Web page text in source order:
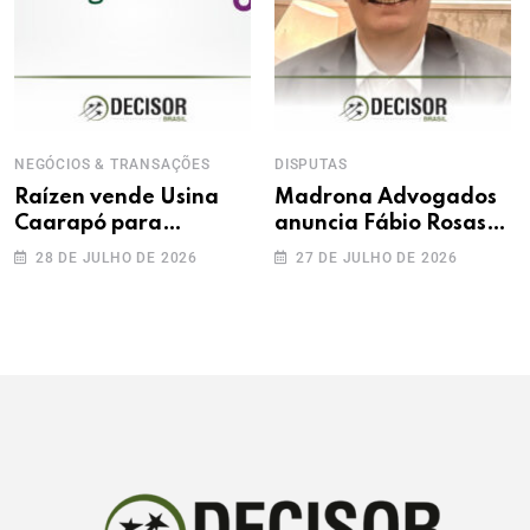
NEGÓCIOS & TRANSAÇÕES
Raízen vende Usina
Caarapó para
Adecoagro em
28 DE JULHO DE 2026
DISPUTAS
Madrona Advogados
anuncia Fábio Rosas
como novo sócio
27 DE JULHO DE 2026